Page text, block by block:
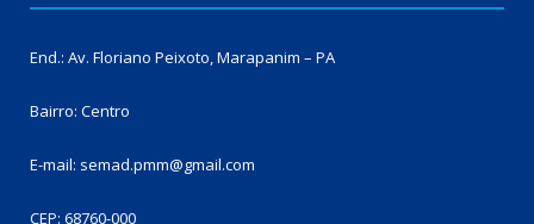
End.: Av. Floriano Peixoto, Marapanim – PA
Bairro: Centro
E-mail: semad.pmm@gmail.com
CEP: 68760-000